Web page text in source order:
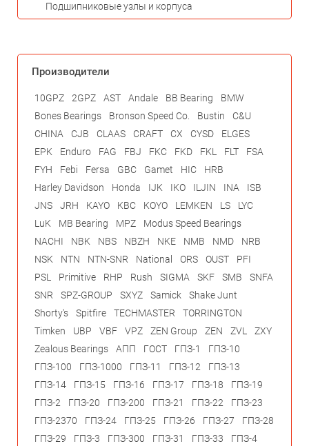
Подшипниковые узлы и корпуса
Производители
10GPZ 2GPZ AST Andale BB Bearing
BMW
Bones Bearings
Bronson Speed Co. Bustin
C&U
CHINA
CJB CLAAS CRAFT CX CYSD
ELGES
EPK
Enduro FAG FBJ FKC FKD FKL FLT
FSA
FYH
Febi Fersa GBC Gamet HIC
HRB
Harley Davidson
Honda IJK IKO ILJIN INA
ISB
JNS
JRH KAYO KBC KOYO LEMKEN LS
LYC
LuK
MB Bearing MPZ
Modus Speed Bearings
NACHI
NBK NBS NBZH NKE NMB NMD
NRB
NSK
NTN NTN-SNR National ORS OUST
PFI
PSL
Primitive RHP Rush SIGMA SKF SMB
SNFA
SNR
SPZ-GROUP SXYZ Samick
Shake Junt
Shorty's
Spitfire TECHMASTER
TORRINGTON
Timken
UBP VBF VPZ ZEN Group ZEN ZVL
ZXY
Zealous Bearings
АПП ГОСТ ГПЗ-1
ГПЗ-10
ГПЗ-100
ГПЗ-1000 ГПЗ-11 ГПЗ-12
ГПЗ-13
ГПЗ-14
ГПЗ-15 ГПЗ-16 ГПЗ-17 ГПЗ-18
ГПЗ-19
ГПЗ-2
ГПЗ-20 ГПЗ-200 ГПЗ-21 ГПЗ-22
ГПЗ-23
ГПЗ-2370
ГПЗ-24 ГПЗ-25 ГПЗ-26 ГПЗ-27
ГПЗ-28
ГПЗ-29
ГПЗ-3 ГПЗ-300 ГПЗ-31 ГПЗ-33
ГПЗ-4